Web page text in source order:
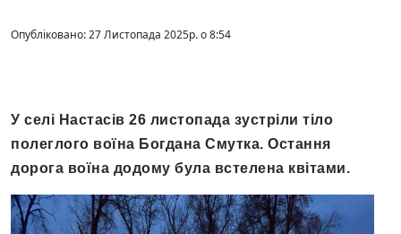
Опубліковано: 27 Листопада 2025р. о 8:54
У селі Настасів 26 листопада зустріли тіло
полеглого воїна Богдана Смутка. Остання
дорога воїна додому була встелена квітами.